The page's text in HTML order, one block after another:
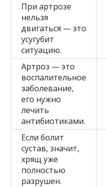
При артрозе
нельзя
двигаться — это
усугубит
ситуацию.
Артроз — это
воспалительное
заболевание,
его нужно
лечить
антибиотиками.
Если болит
сустав, значит,
хрящ уже
полностью
разрушен.